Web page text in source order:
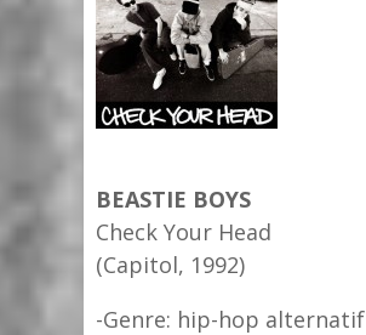
BEASTIE BOYS
Check Your Head
(Capitol, 1992)
-Genre: hip-hop alternatif